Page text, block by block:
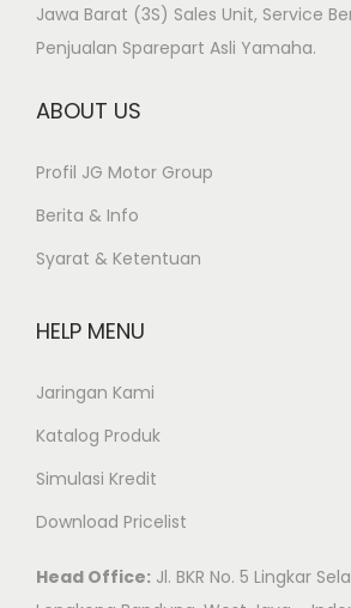
Jawa Barat (3S) Sales Unit, Service
Penjualan Sparepart Asli Yamaha.
ABOUT US
Profil JG Motor Group
Berita & Info
Syarat & Ketentuan
HELP MENU
Jaringan Kami
Katalog Produk
Simulasi Kredit
Download Pricelist
Head Office: Jl. BKR No. 5 Lingkar